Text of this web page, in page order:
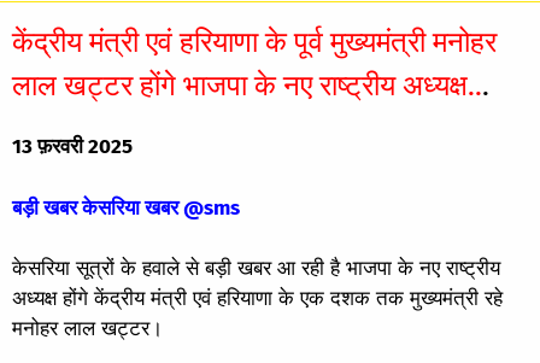
केंद्रीय मंत्री एवं हरियाणा के पूर्व मुख्यमंत्री मनोहर
लाल खट्टर होंगे भाजपा के नए राष्ट्रीय अध्यक्ष...
13 फ़रवरी 2025
बड़ी खबर केसरिया खबर @sms
केसरिया सूत्रों के हवाले से बड़ी खबर आ रही है भाजपा के नए राष्ट्रीय
अध्यक्ष होंगे केंद्रीय मंत्री एवं हरियाणा के एक दशक तक मुख्यमंत्री रहे
मनोहर लाल खट्टर।